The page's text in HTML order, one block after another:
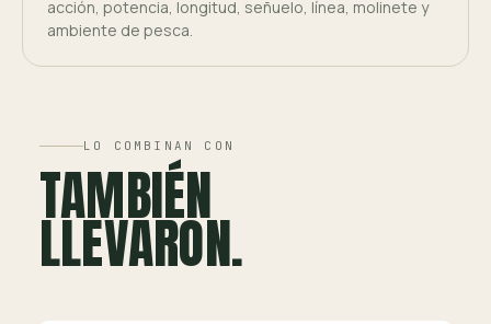
acción, potencia, longitud, señuelo, línea, molinete y
ambiente de pesca.
LO COMBINAN CON
TAMBIÉN
LLEVARON.